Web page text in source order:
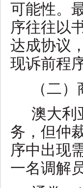
可能性。
序往往以
达成协议
现诉前程
（二
澳大利
务，但仲
序中出现
一名调解